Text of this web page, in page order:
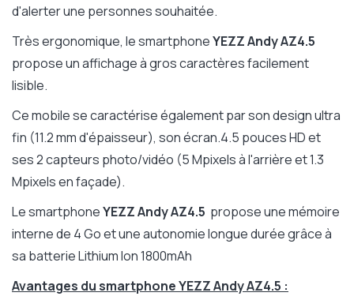
d'alerter une personnes souhaitée.
Très ergonomique, le smartphoneYEZZ Andy AZ4.5
propose un affichage à gros caractères facilement
lisible.
Ce mobile se caractérise également par son design ultra
fin (11.2 mm d'épaisseur), son écran.4.5 pouces HD et
ses 2 capteurs photo/vidéo (5 Mpixels à l'arrière et 1.3
Mpixels en façade).
Le smartphoneYEZZ Andy AZ4.5 propose une mémoire
interne de 4 Go et une autonomie longue durée grâce à
sa batterie Lithium Ion 1800mAh
Avantages du smartphone YEZZ Andy AZ4.5 :